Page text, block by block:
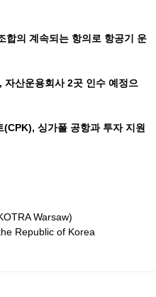
합의 계속되는 항의로 항공기 운
자산운용회사2곳 인수 예정으
(CPK), 싱가폴 공항과 투자 지원
Warsaw)
Republic of Korea